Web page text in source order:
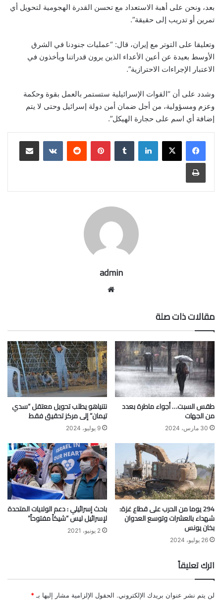
بعد، ونحن على أهبة الاستعداد مع تحسن القدرة الهجومية لتحويل أي
تمرين أو تدريب إلى حقيقة”.
وتعليقا على التوتر مع إيران، قال: “عمليات جنودنا في الشرق
الأوسط بعيدة عن أعين الأعداء الذين يرون قدراتنا ويأخذون في
الاعتبار الإجراءات الاحترازية”.
وشدد على أن “القوات الإسرائيلية ستستمر بالعمل بقوة وحكمة
وعزم ومسؤولية، من أجل ضمان أمن دولة إسرائيل وحتى لا يتم
إضافة أي اسم على حجارة الهيكل”.
لينكدإن بينتيريست مشاركة عبر البريد
طباعة
admin
مقالات ذات صلة
طقس السبت… أجواء ماطرة بعدد
من الجهات
30 مارس، 2024
نتنياهو يطلب تحويل معتقل “سدي
تيمان” إلى مركز تحقيق فقط
9 يوليو، 2024
294 يوما من الحرب على قطاع غزة:
شهداء بالعشرات وتوسع العدوان
بخان يونس
26 يوليو، 2024
باحث إسرائيلي : دعم الولايات المتحدة
لإسرائيل ليس “شيكاً مفتوحاً”
2 يونيو، 2021
اترك تعليقاً
لن يتم نشر عنوان بريدك الإلكتروني. الحقول الإلزامية مشار إليها بـ *